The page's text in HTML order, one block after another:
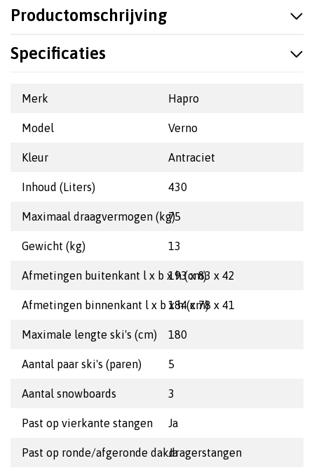
Productomschrijving
Specificaties
Merk Hapro
Model Verno
Kleur Antraciet
Inhoud (Liters) 430
Maximaal draagvermogen (kg)75
Gewicht (kg) 13
Afmetingen buitenkant l x b x h (cm)
193 x 83 x 42
Afmetingen binnenkant l x b x h (cm)
184 x 78 x 41
Maximale lengte ski's (cm) 180
Aantal paar ski's (paren) 5
Aantal snowboards 3
Past op vierkante stangen Ja
Past op ronde/afgeronde dakdragerstangen
Ja